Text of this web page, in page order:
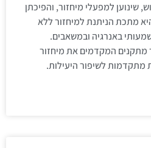
שינוען למפעלי מיחזור, והפיכתן
מתכת הניתנת למיחזור ללא
באנרגיה ובמשאבים.
מתקנים המקדמים את מיחזור
מתקדמות לשיפור היעילות.